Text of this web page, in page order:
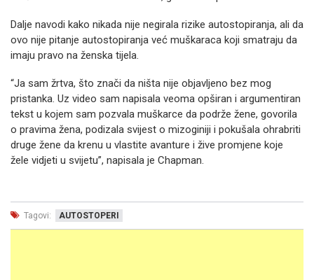
Dalje navodi kako nikada nije negirala rizike autostopiranja, ali da
ovo nije pitanje autostopiranja već muškaraca koji smatraju da
imaju pravo na ženska tijela.
“Ja sam žrtva, što znači da ništa nije objavljeno bez mog
pristanka. Uz video sam napisala veoma opširan i argumentiran
tekst u kojem sam pozvala muškarce da podrže žene, govorila
o pravima žena, podizala svijest o mizoginiji i pokušala ohrabriti
druge žene da krenu u vlastite avanture i žive promjene koje
žele vidjeti u svijetu”, napisala je Chapman.
Tagovi: AUTOSTOPERI